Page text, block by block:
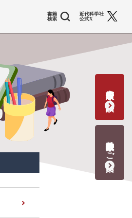
書籍
検索
近代科学社
公式X
書籍出版の応募・相談
教科書献本のご案内